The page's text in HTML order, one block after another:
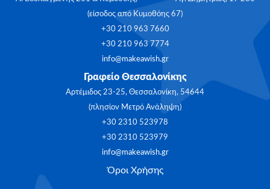
(είσοδος από Κυμοθόης 67)
+30 210 963 7660
+30 210 963 7774
info@makeawish.gr
Γραφείο Θεσσαλονίκης
Αρτέμιδος 23-25, Θεσσαλονίκη, 54644
(πλησίον Μετρό Ανάληψη)
+30 2310 523978
+30 2310 523979
info@makeawish.gr
Όροι Χρήσης